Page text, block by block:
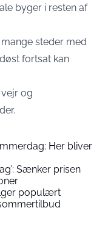
byger i resten af
steder med
fortsat kan
og
Her bliver
Sænker prisen
populært